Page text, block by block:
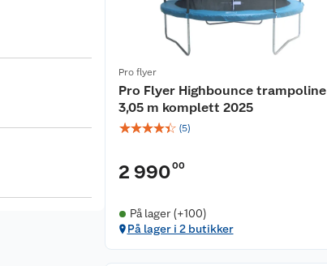
Pro flyer
Pro Flyer Highbounce trampoline
3,05 m komplett 2025
☆☆☆☆☆ (5)
2 99000
På lager (+100)
På lager i 2 butikker